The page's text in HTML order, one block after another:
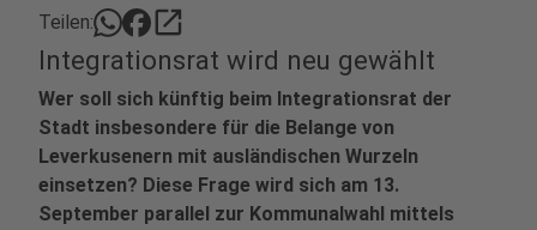
Teilen: open_in_new
Integrationsrat wird neu gewählt
Wer soll sich künftig beim Integrationsrat der
Stadt insbesondere für die Belange von
Leverkusenern mit ausländischen Wurzeln
einsetzen? Diese Frage wird sich am 13.
September parallel zur Kommunalwahl mittels